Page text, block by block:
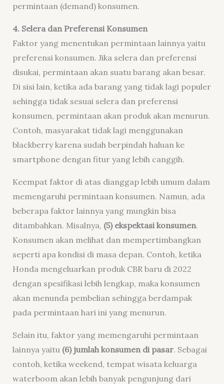
permintaan (demand) konsumen.
4. Selera dan Preferensi Konsumen
Faktor yang menentukan permintaan lainnya yaitu
preferensi konsumen. Jika selera dan preferensi
disukai, permintaan akan suatu barang akan besar.
Di sisi lain, ketika ada barang yang tidak lagi populer
sehingga tidak sesuai selera dan preferensi
konsumen, permintaan akan produk akan menurun.
Contoh, masyarakat tidak lagi menggunakan
blackberry karena sudah berpindah haluan ke
smartphone dengan fitur yang lebih canggih.
Keempat faktor di atas dianggap lebih umum dalam
memengaruhi permintaan konsumen. Namun, ada
beberapa faktor lainnya yang mungkin bisa
ditambahkan. Misalnya, (5) ekspektasi konsumen.
Konsumen akan melihat dan mempertimbangkan
seperti apa kondisi di masa depan. Contoh, ketika
Honda mengeluarkan produk CBR baru di 2022
dengan spesifikasi lebih lengkap, maka konsumen
akan menunda pembelian sehingga berdampak
pada permintaan hari ini yang menurun.
Selain itu, faktor yang memengaruhi permintaan
lainnya yaitu (6) jumlah konsumen di pasar. Sebagai
contoh, ketika weekend, tempat wisata keluarga
waterboom akan lebih banyak pengunjung dari